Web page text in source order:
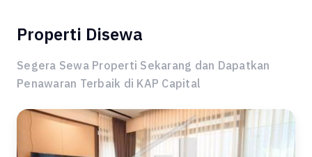
Properti Disewa
Segera Sewa Properti Sekarang dan Dapatkan
Penawaran Terbaik di KAP Capital